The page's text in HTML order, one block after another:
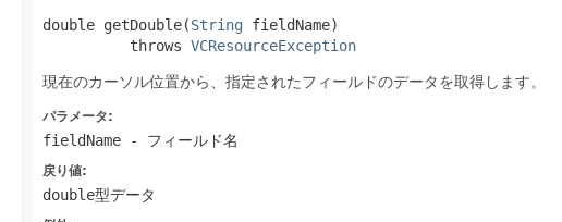
double getDouble(String fieldName)
          throws
VCResourceException
現在のカーソル位置から、指定されたフィールドのデータを取得します。
パラメータ:
fieldName - フィールド名
戻り値:
double型データ